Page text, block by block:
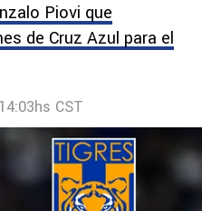
Piovi que
de Cruz Azul para el
CST